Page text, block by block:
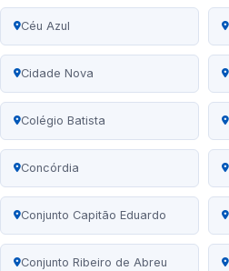
Céu Azul
Cidade Nova
Colégio Batista
Concórdia
Conjunto Capitão Eduardo
Conjunto Ribeiro de Abreu